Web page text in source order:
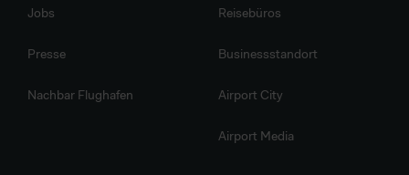
Jobs
Presse
Nachbar Flughafen
Reisebüros
Businessstandort
Airport City
Airport Media